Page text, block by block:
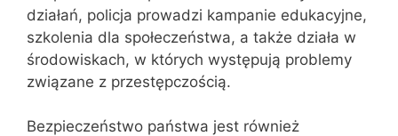
działań, policja prowadzi kampanie edukacyjne,
szkolenia dla społeczeństwa, a także działa w
środowiskach, w których występują problemy
związane z przestępczością.
Bezpieczeństwo państwa jest również